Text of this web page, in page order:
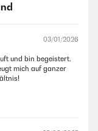
03/01/2026
und bin begeistert.
mich auf ganzer